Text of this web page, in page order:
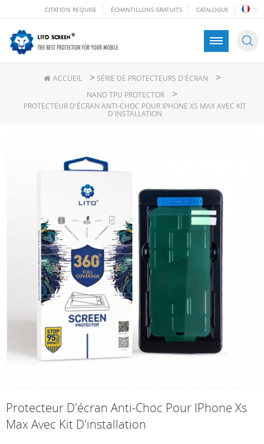
CITATION REQUISE ÉCHANTILLONS GRATUITS CATALOGUE
ACCUEIL > SÉRIE DE PROTECTEURS D'ÉCRAN >
NANO TPU PROTECTOR >
PROTECTEUR D'ÉCRAN ANTI-CHOC POUR IPHONE XS MAX AVEC KIT
D'INSTALLATION
Protecteur D'écran Anti-Choc Pour IPhone Xs
Max Avec Kit D'installation